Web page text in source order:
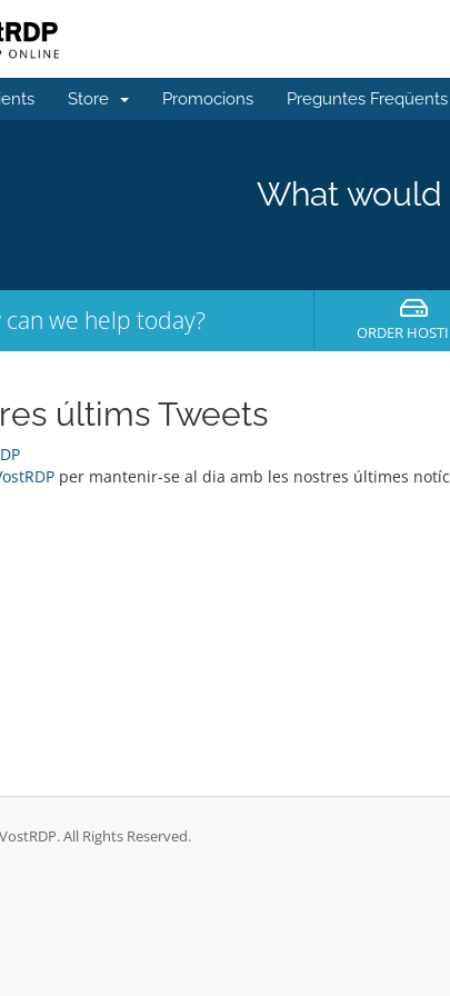
Store Promocions Preguntes Freqüents
What
can we help today? ORDER
últims Tweets
per mantenir-se al dia amb les nostres últimes
All Rights Reserved.